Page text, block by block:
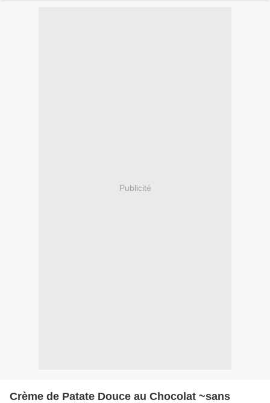
Publicité
Crème de Patate Douce au Chocolat ~sans